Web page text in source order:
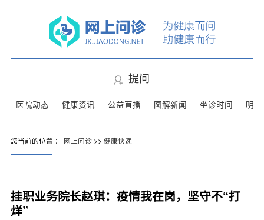
提问
医院动态 健康资讯 公益直播 图解新闻 坐诊时间 明
您当前的位置 ： 网上问诊>> 健康快递
挂职业务院长赵琪：疫情我在岗，坚守不“打
烊”